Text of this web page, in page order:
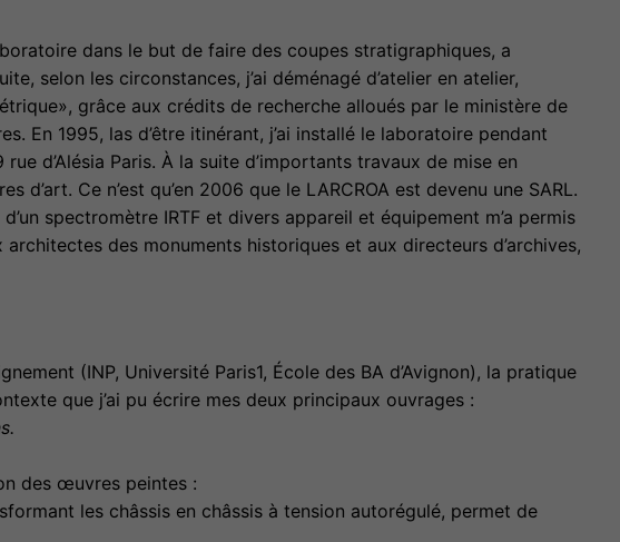
dans le but de faire des coupes stratigraphiques, a
selon les circonstances, j’ai déménagé d’atelier en atelier,
grâce aux crédits de recherche alloués par le ministère de
En 1995, las d’être itinérant, j’ai installé le laboratoire pendant
d’Alésia Paris. À la suite d’importants travaux de mise en
Ce n’est qu’en 2006 que le LARCROA est devenu une SARL.
spectromètre IRTF et divers appareil et équipement m’a permis
des monuments historiques et aux directeurs d’archives,
(INP, Université Paris1, École des BA d’Avignon), la pratique
que j’ai pu écrire mes deux principaux ouvrages :
des œuvres peintes :
les châssis en châssis à tension autorégulé, permet de